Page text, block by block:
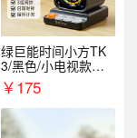
绿巨能时间小方TK
3/黑色/小电视款【T
K3】
￥175